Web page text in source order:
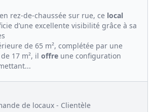
rez-de-chaussée sur rue, ce local
d’une excellente visibilité grâce à sa
de 65 m², complétée par une
17 m², il offre une configuration
de locaux - Clientèle